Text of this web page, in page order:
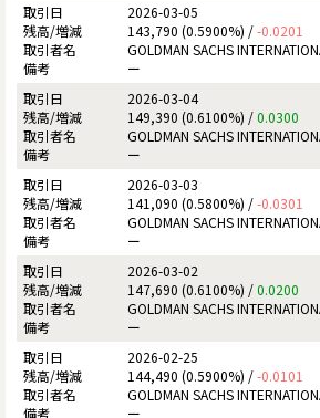
2026-03-05
143,790 (0.5900%) /-0.0201
GOLDMAN SACHS
ー
2026-03-04
149,390 (0.6100%) /0.0300
GOLDMAN SACHS
ー
2026-03-03
141,090 (0.5800%) /-0.0301
GOLDMAN SACHS
ー
2026-03-02
147,690 (0.6100%) /0.0200
GOLDMAN SACHS
ー
2026-02-25
144,490 (0.5900%) /-0.0101
GOLDMAN SACHS
ー